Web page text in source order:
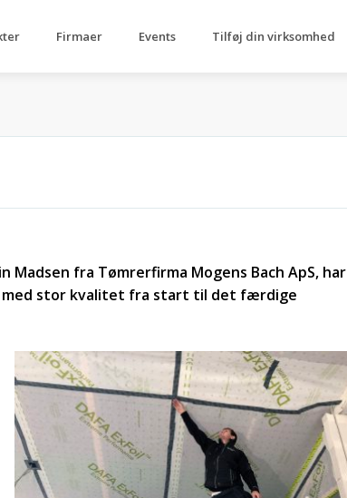
Firmaer Events Tilføj din virksomhed
Madsen fra Tømrerfirma Mogens Bach ApS, har
med stor kvalitet fra start til det færdige